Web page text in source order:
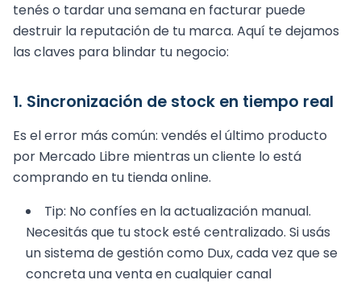
tenés o tardar una semana en facturar puede
destruir la reputación de tu marca. Aquí te dejamos
las claves para blindar tu negocio:
1. Sincronización de stock en tiempo real
Es el error más común: vendés el último producto
por Mercado Libre mientras un cliente lo está
comprando en tu tienda online.
Tip: No confíes en la actualización manual.
Necesitás que tu stock esté centralizado. Si usás
un sistema de gestión como Dux, cada vez que se
concreta una venta en cualquier canal